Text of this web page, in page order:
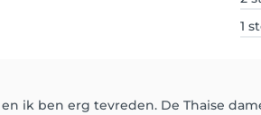
1
ik ben erg tevreden. De Thaise